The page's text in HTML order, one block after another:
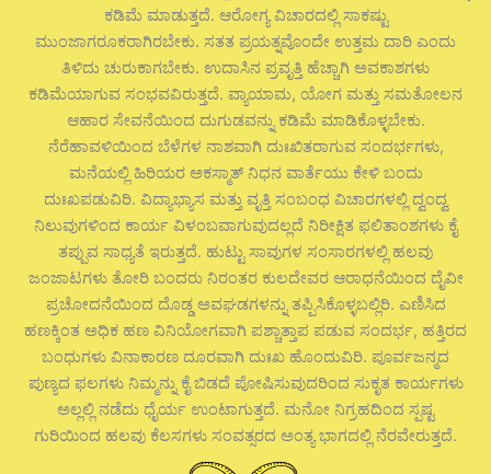
ಕಡಿಮೆ ಮಾಡುತ್ತದೆ. ಆರೋಗ್ಯ ವಿಚಾರದಲ್ಲಿ ಸಾಕಷ್ಟು
ಮುಂಜಾಗರೂಕರಾಗಿರಬೇಕು. ಸತತ ಪ್ರಯತ್ನವೊಂದೇ ಉತ್ತಮ ದಾರಿ ಎಂದು
ತಿಳಿದು ಚುರುಕಾಗಬೇಕು. ಉದಾಸಿನ ಪ್ರವೃತ್ತಿ ಹೆಚ್ಚಾಗಿ ಅವಕಾಶಗಳು
ಕಡಿಮೆಯಾಗುವ ಸಂಭವವಿರುತ್ತದೆ. ವ್ಯಾಯಾಮ, ಯೋಗ ಮತ್ತು ಸಮತೋಲನ
ಆಹಾರ ಸೇವನೆಯಿಂದ ದುಗುಡವನ್ನು ಕಡಿಮೆ ಮಾಡಿಕೊಳ್ಳಬೇಕು.
ನೆರೆಹಾವಳಿಯಿಂದ ಬೆಳೆಗಳ ನಾಶವಾಗಿ ದುಃಖಿತರಾಗುವ ಸಂದರ್ಭಗಳು,
ಮನೆಯಲ್ಲಿ ಹಿರಿಯರ ಅಕಸ್ಮಾತ್ ನಿಧನ ವಾರ್ತೆಯು ಕೇಳಿ ಬಂದು
ದುಃಖಪಡುವಿರಿ. ವಿದ್ಯಾಭ್ಯಾಸ ಮತ್ತು ವೃತ್ತಿ ಸಂಬಂಧ ವಿಚಾರಗಳಲ್ಲಿ ದ್ವಂದ್ವ
ನಿಲುವುಗಳಿಂದ ಕಾರ್ಯ ವಿಳಂಬವಾಗುವುದಲ್ಲದೆ ನಿರೀಕ್ಷಿತ ಫಲಿತಾಂಶಗಳು ಕೈ
ತಪ್ಪುವ ಸಾಧ್ಯತೆ ಇರುತ್ತದೆ. ಹುಟ್ಟು ಸಾವುಗಳ ಸಂಸಾರಗಳಲ್ಲಿ ಹಲವು
ಜಂಜಾಟಗಳು ತೋರಿ ಬಂದರು ನಿರಂತರ ಕುಲದೇವರ ಆರಾಧನೆಯಿಂದ ದೈವೀ
ಪ್ರಚೋದನೆಯಿಂದ ದೊಡ್ಡ ಅವಘಡಗಳನ್ನು ತಪ್ಪಿಸಿಕೊಳ್ಳಬಲ್ಲಿರಿ. ಎಣಿಸಿದ
ಹಣಕ್ಕಿಂತ ಅಧಿಕ ಹಣ ವಿನಿಯೋಗವಾಗಿ ಪಶ್ಚಾತ್ತಾಪ ಪಡುವ ಸಂದರ್ಭ, ಹತ್ತಿರದ
ಬಂಧುಗಳು ವಿನಾಕಾರಣ ದೂರವಾಗಿ ದುಃಖ ಹೊಂದುವಿರಿ. ಪೂರ್ವಜನ್ಮದ
ಪುಣ್ಯದ ಫಲಗಳು ನಿಮ್ಮನ್ನು ಕೈ ಬಿಡದೆ ಪೋಷಿಸುವುದರಿಂದ ಸುಕೃತ ಕಾರ್ಯಗಳು
ಅಲ್ಲಲ್ಲಿ ನಡೆದು ಧೈರ್ಯ ಉಂಟಾಗುತ್ತದೆ. ಮನೋ ನಿಗ್ರಹದಿಂದ ಸ್ಪಷ್ಟ
ಗುರಿಯಿಂದ ಹಲವು ಕೆಲಸಗಳು ಸಂವತ್ಸರದ ಅಂತ್ಯ ಭಾಗದಲ್ಲಿ ನೆರವೇರುತ್ತದೆ.